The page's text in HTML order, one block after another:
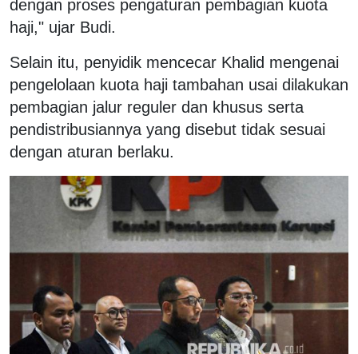
dengan proses pengaturan pembagian kuota
haji," ujar Budi.
Selain itu, penyidik mencecar Khalid mengenai
pengelolaan kuota haji tambahan usai dilakukan
pembagian jalur reguler dan khusus serta
pendistribusiannya yang disebut tidak sesuai
dengan aturan berlaku.